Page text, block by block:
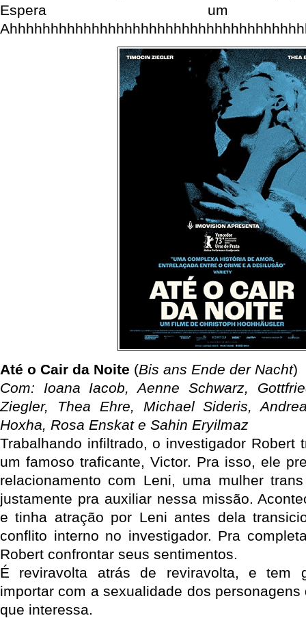
Espera um
Até o Cair da Noite (Bis ans Ende der Nacht)
Com: Ioana Iacob, Aenne Schwarz,
Ziegler, Thea Ehre, Michael Sideris,
Hoxha, Rosa Enskat e Sahin Eryilmaz
Trabalhando infiltrado, o investigador Robert
um famoso traficante, Victor. Pra isso, ele
relacionamento com Leni, uma mulher
justamente pra auxiliar nessa missão.
e tinha atração por Leni antes dela
conflito interno no investigador. Pra
Robert confrontar seus sentimentos.
É reviravolta atrás de reviravolta, e tem
importar com a sexualidade dos
que interessa.